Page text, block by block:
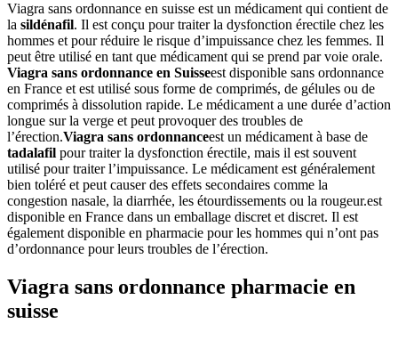
Viagra sans ordonnance en suisse est un médicament qui contient de
la sildénafil. Il est conçu pour traiter la dysfonction érectile chez les
hommes et pour réduire le risque d’impuissance chez les femmes. Il
peut être utilisé en tant que médicament qui se prend par voie orale.
Viagra sans ordonnance en Suisseest disponible sans ordonnance
en France et est utilisé sous forme de comprimés, de gélules ou de
comprimés à dissolution rapide. Le médicament a une durée d’action
longue sur la verge et peut provoquer des troubles de
l’érection.Viagra sans ordonnanceest un médicament à base de
tadalafil pour traiter la dysfonction érectile, mais il est souvent
utilisé pour traiter l’impuissance. Le médicament est généralement
bien toléré et peut causer des effets secondaires comme la
congestion nasale, la diarrhée, les étourdissements ou la rougeur.est
disponible en France dans un emballage discret et discret. Il est
également disponible en pharmacie pour les hommes qui n’ont pas
d’ordonnance pour leurs troubles de l’érection.
Viagra sans ordonnance pharmacie en
suisse